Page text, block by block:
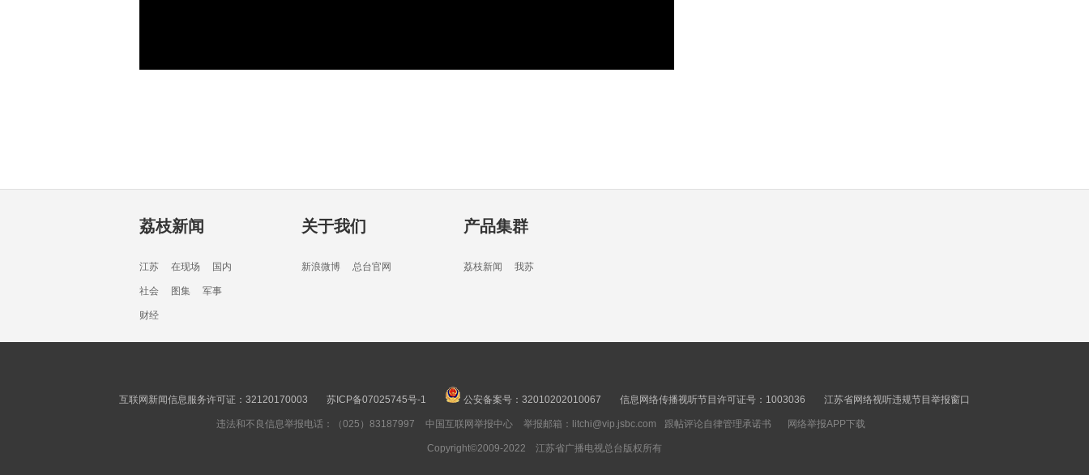
05分00秒
computing power
荔枝新闻
江苏 在现场 国内
社会 图集 军事
财经
关于我们
新浪微博 总台官网
产品集群
荔枝新闻 我苏
互联网新闻信息服务许可证：32120170003 苏ICP备07025745号-1 公安备案号：32010202010067 信息网络传播视听节目许可证号：1003036 江苏省网络视听违规节目举报窗口
违法和不良信息举报电话：（025）83187997 中国互联网举报中心 举报邮箱：litchi@vip.jsbc.com 跟帖评论自律管理承诺书 网络举报APP下载
Copyright©2009-2022 江苏省广播电视总台版权所有